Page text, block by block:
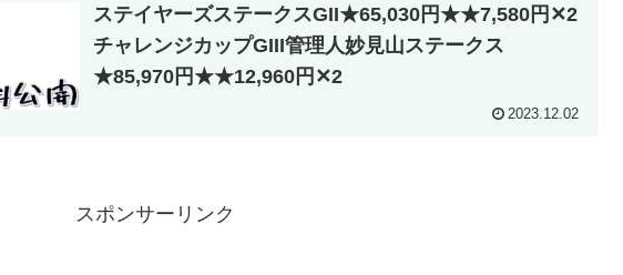
ステイヤーズステークスGII★65,030円★★7,580円✕2
チャレンジカップGIII管理人妙見山ステークス
★85,970円★★12,960円✕2
2023.12.02
スポンサーリンク